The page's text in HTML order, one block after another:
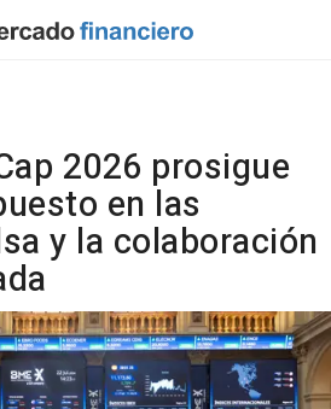
2026 prosigue
en las
y la colaboración